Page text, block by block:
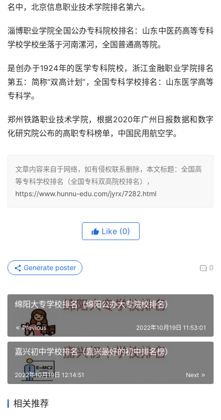
名中，北京信息职业技术学院排名第六。
淄博职业学院全国公办专科院校排名：山东中医药高等专科
学校学校坐落于河南漯河，全国普通高等院。
是创办于1924年的医学专科院校，浙江金融职业学院排名
第五：简称“双高计划”，全国专科学校排名：山东医学高等
专科学。
郑州铁路职业技术学院，根据2020年广州日报数据和数字
化研究院公布的高职专科榜单，中国民用航空学。
文章内容来自于网络，如有侵权联系删除，本文标题：全国高
等专科学校排名（全国专科双高院校排名），
https://www.hunnu-edu.com/jyrx/7282.html
Like (0)
0
Generate poster
绵阳大专学校排名（绵阳公办大专院校排名）
Previous 2022年10月19日 11:53:01
嘉兴初中学校排名（嘉兴最好的初中排名榜）
Next
2022年10月19日 12:14:51
相关推荐